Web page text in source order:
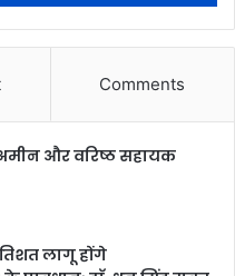
Comments
और वरिष्ठ सहायक
लागू होंगे